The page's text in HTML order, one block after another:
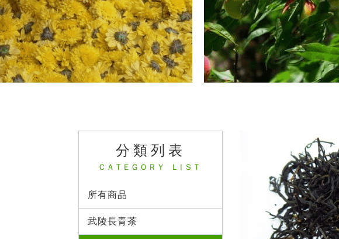
分類列表
CATEGORY LIST
所有商品
武陵長青茶